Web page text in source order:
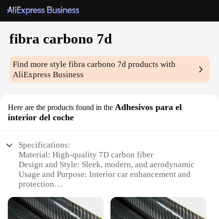
fibra carbono 7d
Find more stylefibra carbono 7d products with
AliExpress Business
Here are the products found in the Adhesivos para el
interior del coche
Specifications:
Material: High-quality 7D carbon fiber
Design and Style: Sleek, modern, and aerodynamic
Usage and Purpose: Interior car enhancement and
protection
and scratch-resistant
Shape and Size: Tailored to fit various car models